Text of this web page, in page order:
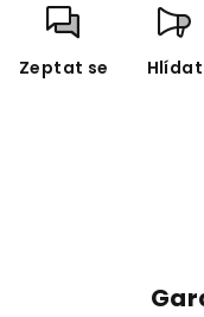
Zeptat se Hlídat